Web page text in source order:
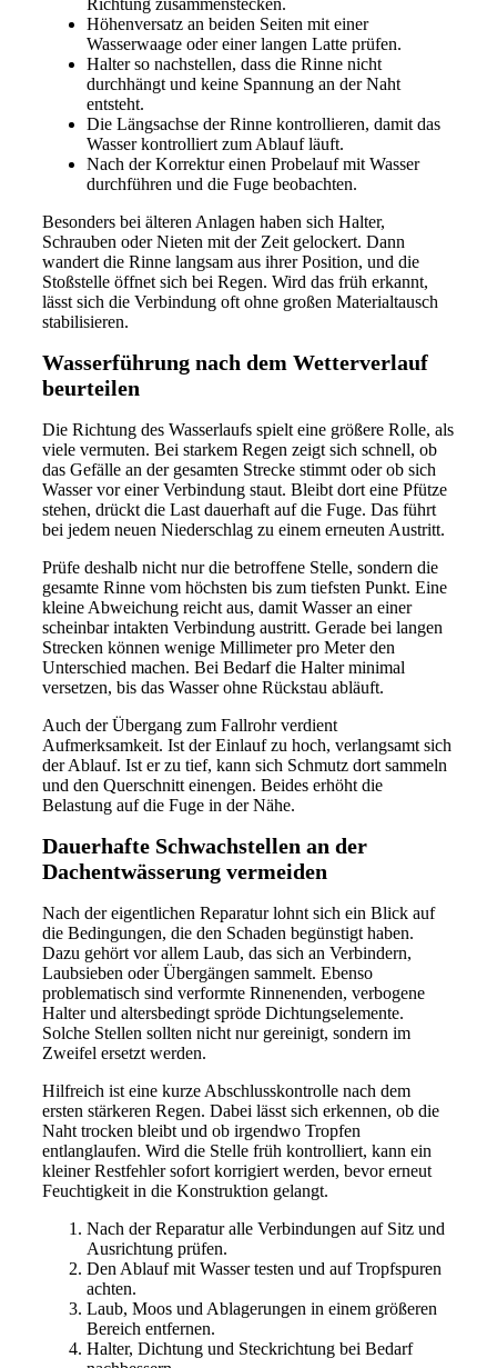
Höhenversatz an beiden Seiten mit einer
Wasserwaage oder einer langen Latte prüfen.
Halter so nachstellen, dass die Rinne nicht
durchhängt und keine Spannung an der Naht
entsteht.
Die Längsachse der Rinne kontrollieren, damit das
Wasser kontrolliert zum Ablauf läuft.
Nach der Korrektur einen Probelauf mit Wasser
durchführen und die Fuge beobachten.
Besonders bei älteren Anlagen haben sich Halter,
Schrauben oder Nieten mit der Zeit gelockert. Dann
wandert die Rinne langsam aus ihrer Position, und die
Stoßstelle öffnet sich bei Regen. Wird das früh erkannt,
lässt sich die Verbindung oft ohne großen Materialtausch
stabilisieren.
Wasserführung nach dem Wetterverlauf
beurteilen
Die Richtung des Wasserlaufs spielt eine größere Rolle, als
viele vermuten. Bei starkem Regen zeigt sich schnell, ob
das Gefälle an der gesamten Strecke stimmt oder ob sich
Wasser vor einer Verbindung staut. Bleibt dort eine Pfütze
stehen, drückt die Last dauerhaft auf die Fuge. Das führt
bei jedem neuen Niederschlag zu einem erneuten Austritt.
Prüfe deshalb nicht nur die betroffene Stelle, sondern die
gesamte Rinne vom höchsten bis zum tiefsten Punkt. Eine
kleine Abweichung reicht aus, damit Wasser an einer
scheinbar intakten Verbindung austritt. Gerade bei langen
Strecken können wenige Millimeter pro Meter den
Unterschied machen. Bei Bedarf die Halter minimal
versetzen, bis das Wasser ohne Rückstau abläuft.
Auch der Übergang zum Fallrohr verdient
Aufmerksamkeit. Ist der Einlauf zu hoch, verlangsamt sich
der Ablauf. Ist er zu tief, kann sich Schmutz dort sammeln
und den Querschnitt einengen. Beides erhöht die
Belastung auf die Fuge in der Nähe.
Dauerhafte Schwachstellen an der
Dachentwässerung vermeiden
Nach der eigentlichen Reparatur lohnt sich ein Blick auf
die Bedingungen, die den Schaden begünstigt haben.
Dazu gehört vor allem Laub, das sich an Verbindern,
Laubsieben oder Übergängen sammelt. Ebenso
problematisch sind verformte Rinnenenden, verbogene
Halter und altersbedingt spröde Dichtungselemente.
Solche Stellen sollten nicht nur gereinigt, sondern im
Zweifel ersetzt werden.
Hilfreich ist eine kurze Abschlusskontrolle nach dem
ersten stärkeren Regen. Dabei lässt sich erkennen, ob die
Naht trocken bleibt und ob irgendwo Tropfen
entlanglaufen. Wird die Stelle früh kontrolliert, kann ein
kleiner Restfehler sofort korrigiert werden, bevor erneut
Feuchtigkeit in die Konstruktion gelangt.
Nach der Reparatur alle Verbindungen auf Sitz und
Ausrichtung prüfen.
Den Ablauf mit Wasser testen und auf Tropfspuren
achten.
Laub, Moos und Ablagerungen in einem größeren
Bereich entfernen.
Halter, Dichtung und Steckrichtung bei Bedarf